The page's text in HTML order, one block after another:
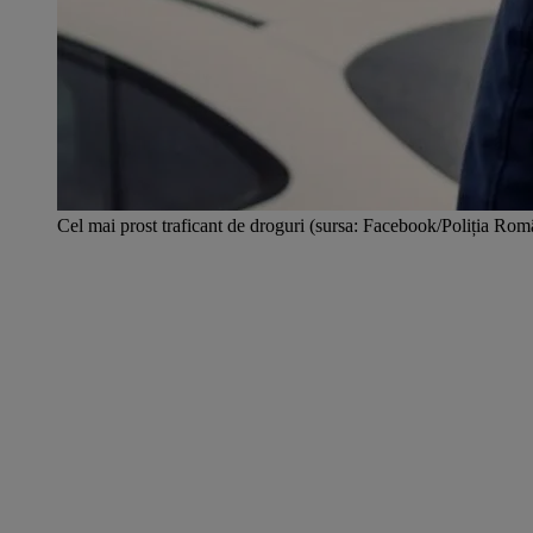
Cel mai prost traficant de droguri (sursa: Facebook/Poliția